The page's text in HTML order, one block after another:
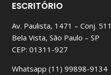
ESCRITÓRIO
Av. Paulista, 1471 – Conj. 511
Bela Vista, São Paulo – SP
CEP: 01311-927
Whatsapp (11) 99898-9134